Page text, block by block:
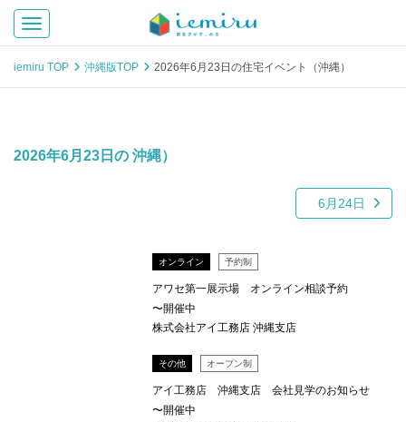
Toggle navigation
iemiru TOP 沖縄版TOP 2026年6月23日の住宅イベント（沖縄）
2026年6月23日の 沖縄）
6月24日
オンライン 予約制
アワセ第一展示場 オンライン相談予約
〜開催中
株式会社アイ工務店 沖縄支店
その他 オープン制
アイ工務店 沖縄支店 会社見学のお知らせ
〜開催中